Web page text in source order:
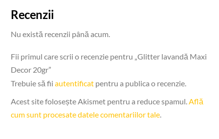
Recenzii
Nu există recenzii până acum.
Fii primul care scrii o recenzie pentru „Glitter lavandă Maxi
Decor 20gr”
Trebuie să fiiautentificat pentru a publica o recenzie.
Acest site folosește Akismet pentru a reduce spamul.Află
cum sunt procesate datele comentariilor tale.